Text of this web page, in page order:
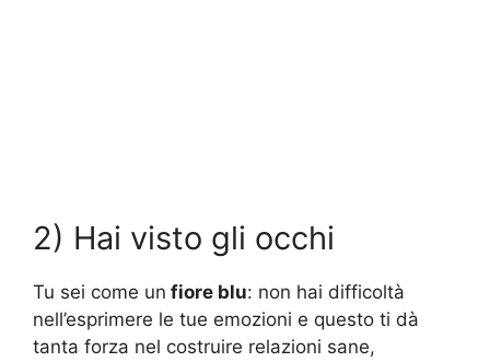
2) Hai visto gli occhi
Tu sei come un fiore blu: non hai difficoltà
nell’esprimere le tue emozioni e questo ti dà
tanta forza nel costruire relazioni sane,